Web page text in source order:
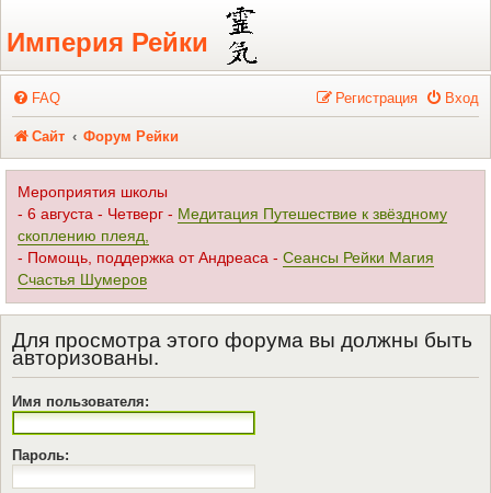
Регистрация
Империя Рейки
FAQ Вход
Регистрация
Сайт Форум Рейки
Мероприятия школы
- 6 августа - Четверг - Медитация Путешествие к звёздному
скоплению плеяд,
- Помощь, поддержка от Андреаса - Сеансы Рейки Магия
Счастья Шумеров
Для просмотра этого форума вы должны быть
авторизованы.
Имя пользователя:
Пароль: